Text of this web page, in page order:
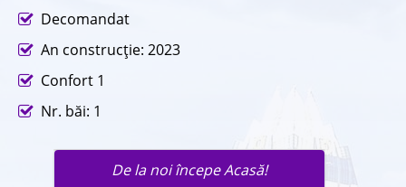
Decomandat
An construcţie: 2023
Confort 1
Nr. băi: 1
De la noi începe Acasă!
Trimite un mesaj agentului în